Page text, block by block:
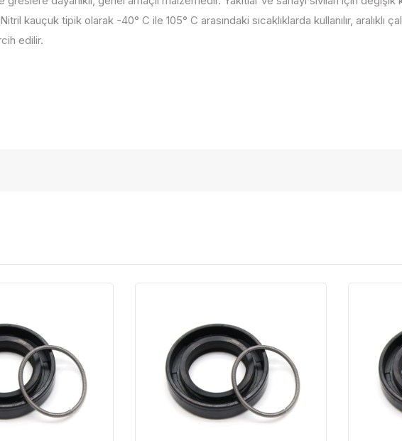
kauçuk tipik olarak -40° C ile 105° C arasındaki sıcaklıklarda kullanılır, aralıklı
edilir.